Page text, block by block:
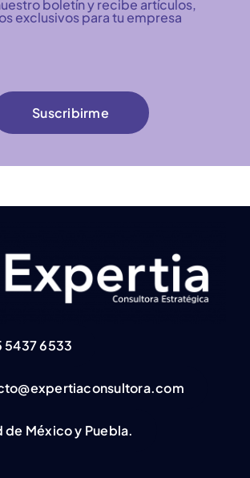
boletín y recibe artículos,
exclusivos para tu empresa
Suscribirme
5437 6533
de México y Puebla.